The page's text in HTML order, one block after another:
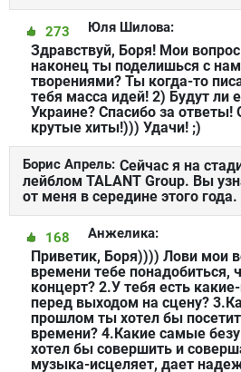
Юля Шилова:
273
Здравствуй, Боря! Мои
наконец ты поделишься с
творениями? Ты когда-то
тебя масса идей! 2) Будут ли
Украине? Спасибо за
крутые хиты!))) Удачи! ;)
Борис Апрель: Сейчас я на
лейблом TALANT Group. Вы
от меня в середине этого
Анжелика:
168
Приветик, Боря)))) Лови мои
времени тебе понадобиться,
концерт? 2.У тебя есть
перед выходом на сцену?
прошлом ты хотел бы
времени? 4.Какие самые
хотел бы совершить и
музыка-исцеляет, дает